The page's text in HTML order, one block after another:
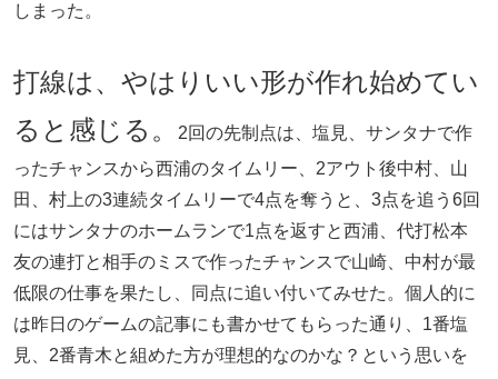
しまった。
打線は、やはりいい形が作れ始めてい
ると感じる。
2回の先制点は、塩見、サンタナで作
ったチャンスから西浦のタイムリー、2アウト後中村、山
田、村上の3連続タイムリーで4点を奪うと、3点を追う6回
にはサンタナのホームランで1点を返すと西浦、代打松本
友の連打と相手のミスで作ったチャンスで山崎、中村が最
低限の仕事を果たし、同点に追い付いてみせた。個人的に
は昨日のゲームの記事にも書かせてもらった通り、1番塩
見、2番青木と組めた方が理想的なのかな？という思いを